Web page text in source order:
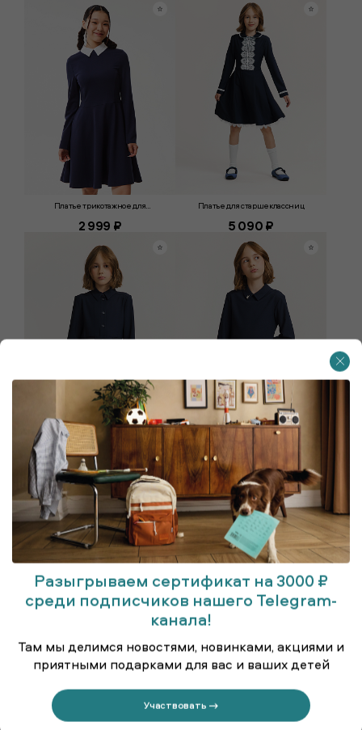
Платье трикотажное для
2 999 ₽
Платье для старшеклассниц
5 090 ₽
Платье с длинными рукавами
3 699 ₽
Платье с длинными рукавами
3 399 ₽
Разыгрываем сертификат на 3000 ₽
среди подписчиков нашего Telegram-
канала!
Там мы делимся новостями, новинками, акциями и
приятными подарками для вас и ваших детей
Участвовать →